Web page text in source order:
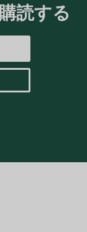
読する